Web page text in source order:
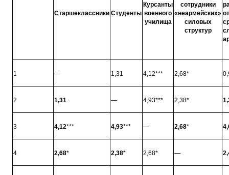
Старшеклассники Студенты
Курсанты
военного
училища
сотрудники
«неармейских»
силовых
структур
1 — 1,31 4,12*** 2,68*
2 1,31 — 4,93*** 2,38*
3 4,12*** 4,93*** — 2,68*
4 2,68* 2,38* 2,68* —